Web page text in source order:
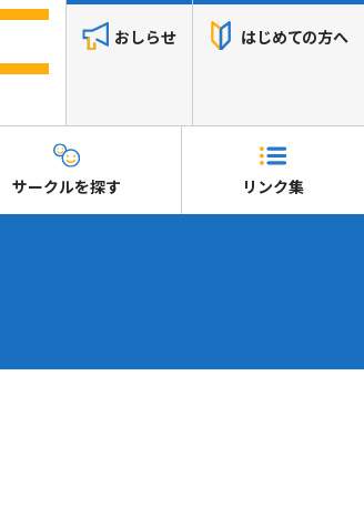
おしらせ はじめての方へ
サークルを探す リンク集